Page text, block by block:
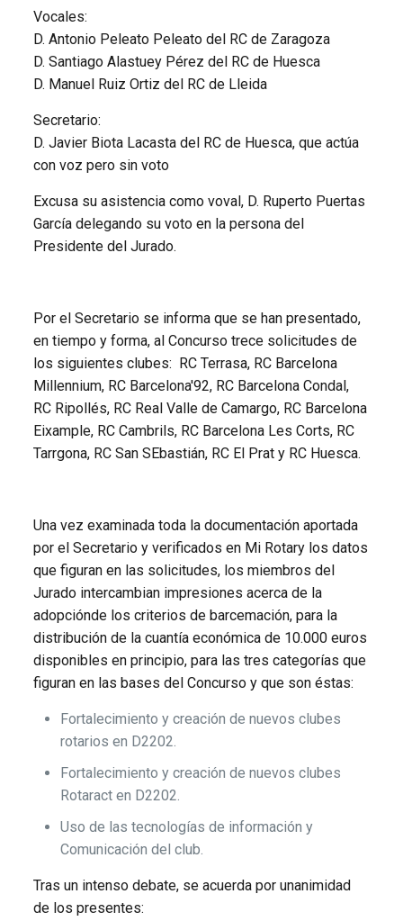
Vocales:
D. Antonio Peleato Peleato del RC de Zaragoza
D. Santiago Alastuey Pérez del RC de Huesca
D. Manuel Ruiz Ortiz del RC de Lleida
Secretario:
D. Javier Biota Lacasta del RC de Huesca, que actúa
con voz pero sin voto
Excusa su asistencia como voval, D. Ruperto Puertas
García delegando su voto en la persona del
Presidente del Jurado.
Por el Secretario se informa que se han presentado,
en tiempo y forma, al Concurso trece solicitudes de
los siguientes clubes: RC Terrasa, RC Barcelona
Millennium, RC Barcelona'92, RC Barcelona Condal,
RC Ripollés, RC Real Valle de Camargo, RC Barcelona
Eixample, RC Cambrils, RC Barcelona Les Corts, RC
Tarrgona, RC San SEbastián, RC El Prat y RC Huesca.
Una vez examinada toda la documentación aportada
por el Secretario y verificados en Mi Rotary los datos
que figuran en las solicitudes, los miembros del
Jurado intercambian impresiones acerca de la
adopciónde los criterios de barcemación, para la
distribución de la cuantía económica de 10.000 euros
disponibles en principio, para las tres categorías que
figuran en las bases del Concurso y que son éstas:
Fortalecimiento y creación de nuevos clubes
rotarios en D2202.
Fortalecimiento y creación de nuevos clubes
Rotaract en D2202.
Uso de las tecnologías de información y
Comunicación del club.
Tras un intenso debate, se acuerda por unanimidad
de los presentes: